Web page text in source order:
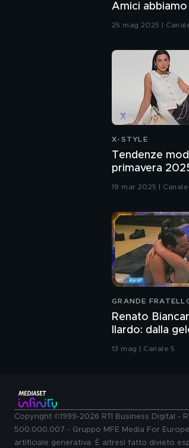
Amici
25 mag 2025 |
X-STYLE
Tendenze
primavera
19 mar 2025 | Canale
GRANDE
Renato
Ilardo: dalla
13 mag | Canale 5
Copyright ©1999-2026 RTI Business Digital -
500.000.007 - Gruppo MFE Media For
artificiale generativa. È altresì fatto divieto